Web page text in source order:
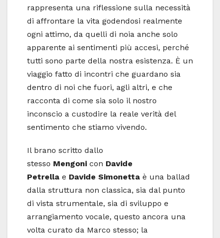
rappresenta una riflessione sulla necessità
di affrontare la vita godendosi realmente
ogni attimo, da quelli di noia anche solo
apparente ai sentimenti più accesi, perché
tutti sono parte della nostra esistenza. È un
viaggio fatto di incontri che guardano sia
dentro di noi che fuori, agli altri, e che
racconta di come sia solo il nostro
inconscio a custodire la reale verità del
sentimento che stiamo vivendo.
Il brano scritto dallo
stesso Mengoni con Davide
Petrella e Davide Simonetta è una ballad
dalla struttura non classica, sia dal punto
di vista strumentale, sia di sviluppo e
arrangiamento vocale, questo ancora una
volta curato da Marco stesso; la